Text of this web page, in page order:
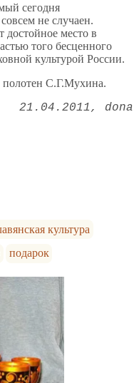
сегодня
не случаен.
место в
того бесценного
культурой России.
полотен С.Г.Мухина.
21.04.2011 dona
культура
подарок